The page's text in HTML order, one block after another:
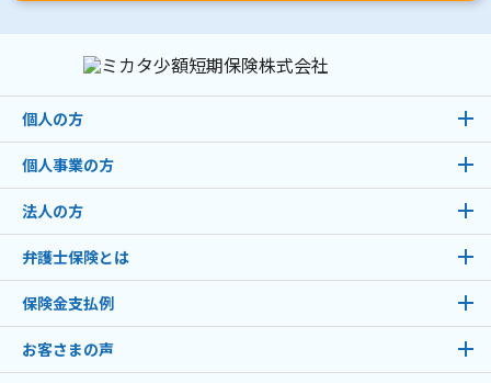
個人の方
個人事業の方
法人の方
弁護士保険とは
保険金支払例
お客さまの声